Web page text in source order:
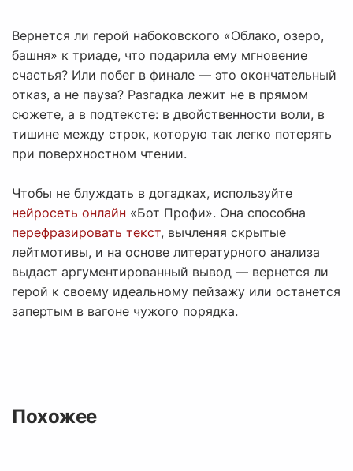
Вернется ли герой набоковского «Облако, озеро,
башня» к триаде, что подарила ему мгновение
счастья? Или побег в финале — это окончательный
отказ, а не пауза? Разгадка лежит не в прямом
сюжете, а в подтексте: в двойственности воли, в
тишине между строк, которую так легко потерять
при поверхностном чтении.
Чтобы не блуждать в догадках, используйте
нейросеть онлайн «Бот Профи». Она способна
перефразировать текст, вычленяя скрытые
лейтмотивы, и на основе литературного анализа
выдаст аргументированный вывод — вернется ли
герой к своему идеальному пейзажу или останется
запертым в вагоне чужого порядка.
Похожее